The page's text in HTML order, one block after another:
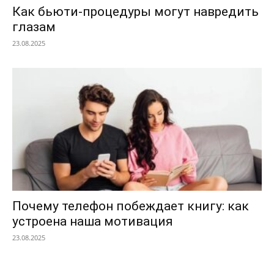
Как бьюти-процедуры могут навредить
глазам
23.08.2025
Почему телефон побеждает книгу: как
устроена наша мотивация
23.08.2025